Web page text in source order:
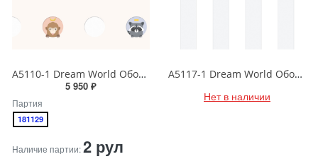
A5110-1 Dream World Обои виниловые на бумажной основе 1.06*15.6
5 950 ₽
Партия
181129
Наличие партии:2 рул
A5117-1 Dream World Обои виниловые на бумажной основе 1.06*15.6
Нет в наличии